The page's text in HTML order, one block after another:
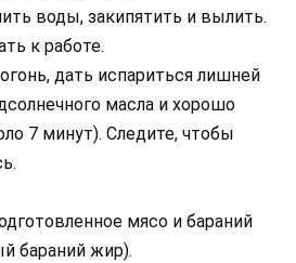
воды, закипятить и вылить.
к работе.
дать испариться лишней
масла и хорошо
7 минут). Следите, чтобы
мясо и бараний
бараний жир).